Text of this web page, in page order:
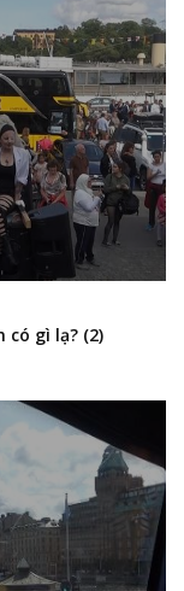
có gì lạ? (2)